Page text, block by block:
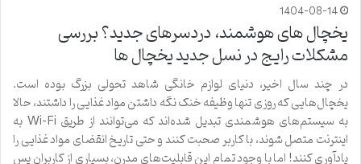
1404-08-14
یخچال های هوشمند، دردسرهای جدید؟ بررسی
مشکلات رایج در نسل جدید یخچال ها
در چند سال اخیر، دنیای لوازم خانگی شاهد تحولی بزرگ بوده است.
یخچال‌هایی که روزی تنها وظیفه خنک نگه داشتن مواد غذایی را داشتند، حالا
به سیستم‌های هوشمندی تبدیل شده‌اند که می‌توانند از طریق Wi-Fi به
اینترنت متصل شوند، با کاربر صحبت کنند و حتی تاریخ انقضای مواد غذایی را
یادآوری کنند! اما با وجود تمام این قابلیت‌های مدرن، بسیاری از کاربران پس